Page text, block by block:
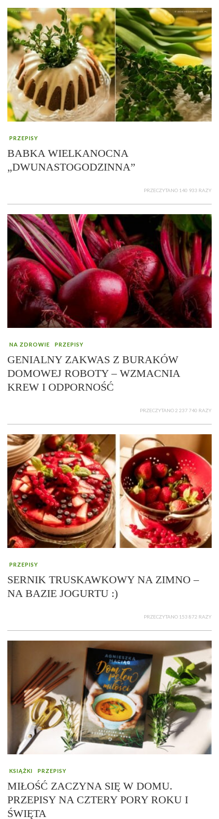
PRZEPISY
BABKA WIELKANOCNA
„DWUNASTOGODZINNA”
PRZECZYTANO 140 933 RAZY
NA ZDROWIE PRZEPISY
GENIALNY ZAKWAS Z BURAKÓW
DOMOWEJ ROBOTY – WZMACNIA
KREW I ODPORNOŚĆ
PRZECZYTANO 2 237 740 RAZY
PRZEPISY
SERNIK TRUSKAWKOWY NA ZIMNO –
NA BAZIE JOGURTU :)
PRZECZYTANO 153 872 RAZY
KSIĄŻKI PRZEPISY
MIŁOŚĆ ZACZYNA SIĘ W DOMU.
PRZEPISY NA CZTERY PORY ROKU I
ŚWIĘTA